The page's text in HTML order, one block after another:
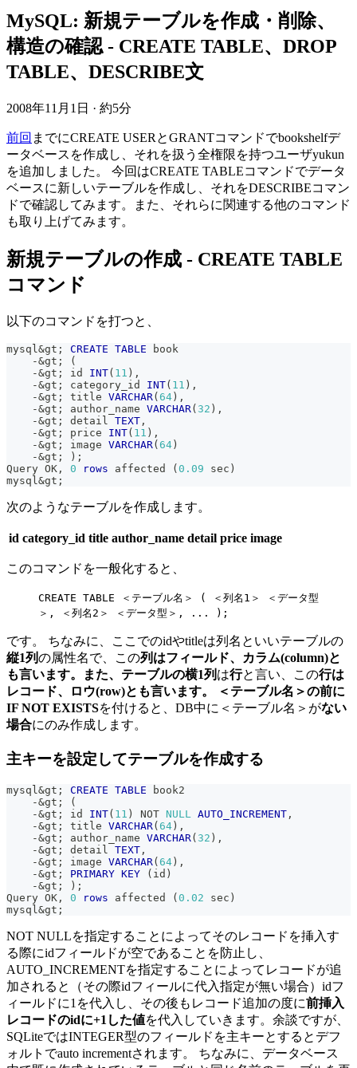
MySQL: 新規テーブルを作成・削除、
構造の確認 - CREATE TABLE、DROP
TABLE、DESCRIBE文
2008年11月1日 · 約5分
前回 までにCREATE USERとGRANTコマンドでbookshelfデ
ータベースを作成し、それを扱う全権限を持つユーザyukun
を追加しました。 今回はCREATE TABLEコマンドでデータ
ベースに新しいテーブルを作成し、それをDESCRIBEコマン
ドで確認してみます。また、それらに関連する他のコマンド
も取り上げてみます。
新規テーブルの作成 - CREATE TABLE
コマンド
以下のコマンドを打つと、
mysql &gt ; CREATE TABLE book
-&gt ;
(
-&gt ; id INT( 11 ) ,
-&gt ; category_id INT( 11 ) ,
-&gt ; title VARCHAR( 64 ) ,
-&gt ; author_name VARCHAR( 32 ) ,
-&gt ; detail TEXT ,
-&gt ; price INT( 11 ) ,
-&gt ; image VARCHAR( 64 )
-&gt ; ) ;
Query OK , 0 rows affected ( 0.09 sec )
mysql &gt ;
次のようなテーブルを作成します。
id category_id title author_name detail price image
このコマンドを一般化すると、
CREATE TABLE ＜テーブル名＞ ( ＜列名1＞ ＜データ型
＞, ＜列名2＞ ＜データ型＞, ... );
です。 ちなみに、ここでのidやtitleは列名といいテーブルの
縦1列の属性名で、この列はフィールド、カラム(column)と
も言います。また、テーブルの横1列 は行と言い、この行は
レコード、ロウ(row)とも言います。 ＜テーブル名＞の前に
IF NOT EXISTSを付けると、DB中に＜テーブル名＞がない
場合にのみ作成します。
主キーを設定してテーブルを作成する
mysql&gt ; CREATE TABLE book2
-&gt ;
(
-&gt ; id INT( 11 ) NOT NULL AUTO_INCREMENT ,
-&gt ; title VARCHAR( 64 ) ,
-&gt ; author_name VARCHAR( 32 ) ,
-&gt ; detail TEXT ,
-&gt ; image VARCHAR( 64 ) ,
-&gt ; PRIMARY KEY ( id )
-&gt ; ) ;
Query OK , 0 rows affected ( 0.02 sec )
mysql&gt ;
NOT NULLを指定することによってそのレコードを挿入す
る際にidフィールドが空であることを防止し、
AUTO_INCREMENTを指定することによってレコードが追
加されると（その際idフィールに代入指定が無い場合）idフ
ィールドに1を代入し、その後もレコード追加の度に前挿入
レコードのidに+1した値を代入していきます。余談ですが、
SQLiteではINTEGER型のフィールドを主キーとするとデフ
ォルトでauto incrementされます。 ちなみに、データベース